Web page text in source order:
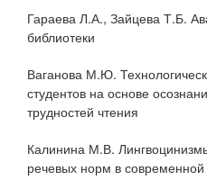
Гараева Л.А., Зайцева Т.Б.
библиотеки
Ваганова М.Ю.
студентов на основе
трудностей чтения
Калинина М.В.
речевых норм в